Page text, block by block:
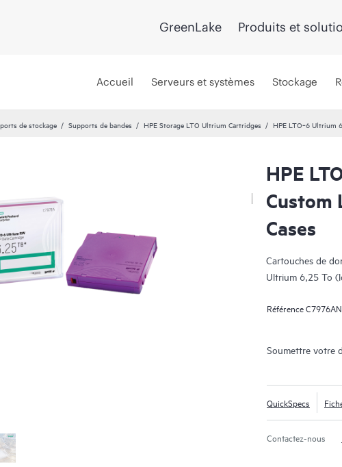
GreenLake Produits et
Accueil Serveurs et systèmes Stockage
de stockage Supports de bandes HPE Storage LTO Ultrium Cartridges HPE LTO‑6 Ultrium
HPE
Custom
Cases
Cartouches de
Ultrium 6,25 To
RéférenceC7976AN
Soumettre votre
QuickSpecs
Contactez-nous